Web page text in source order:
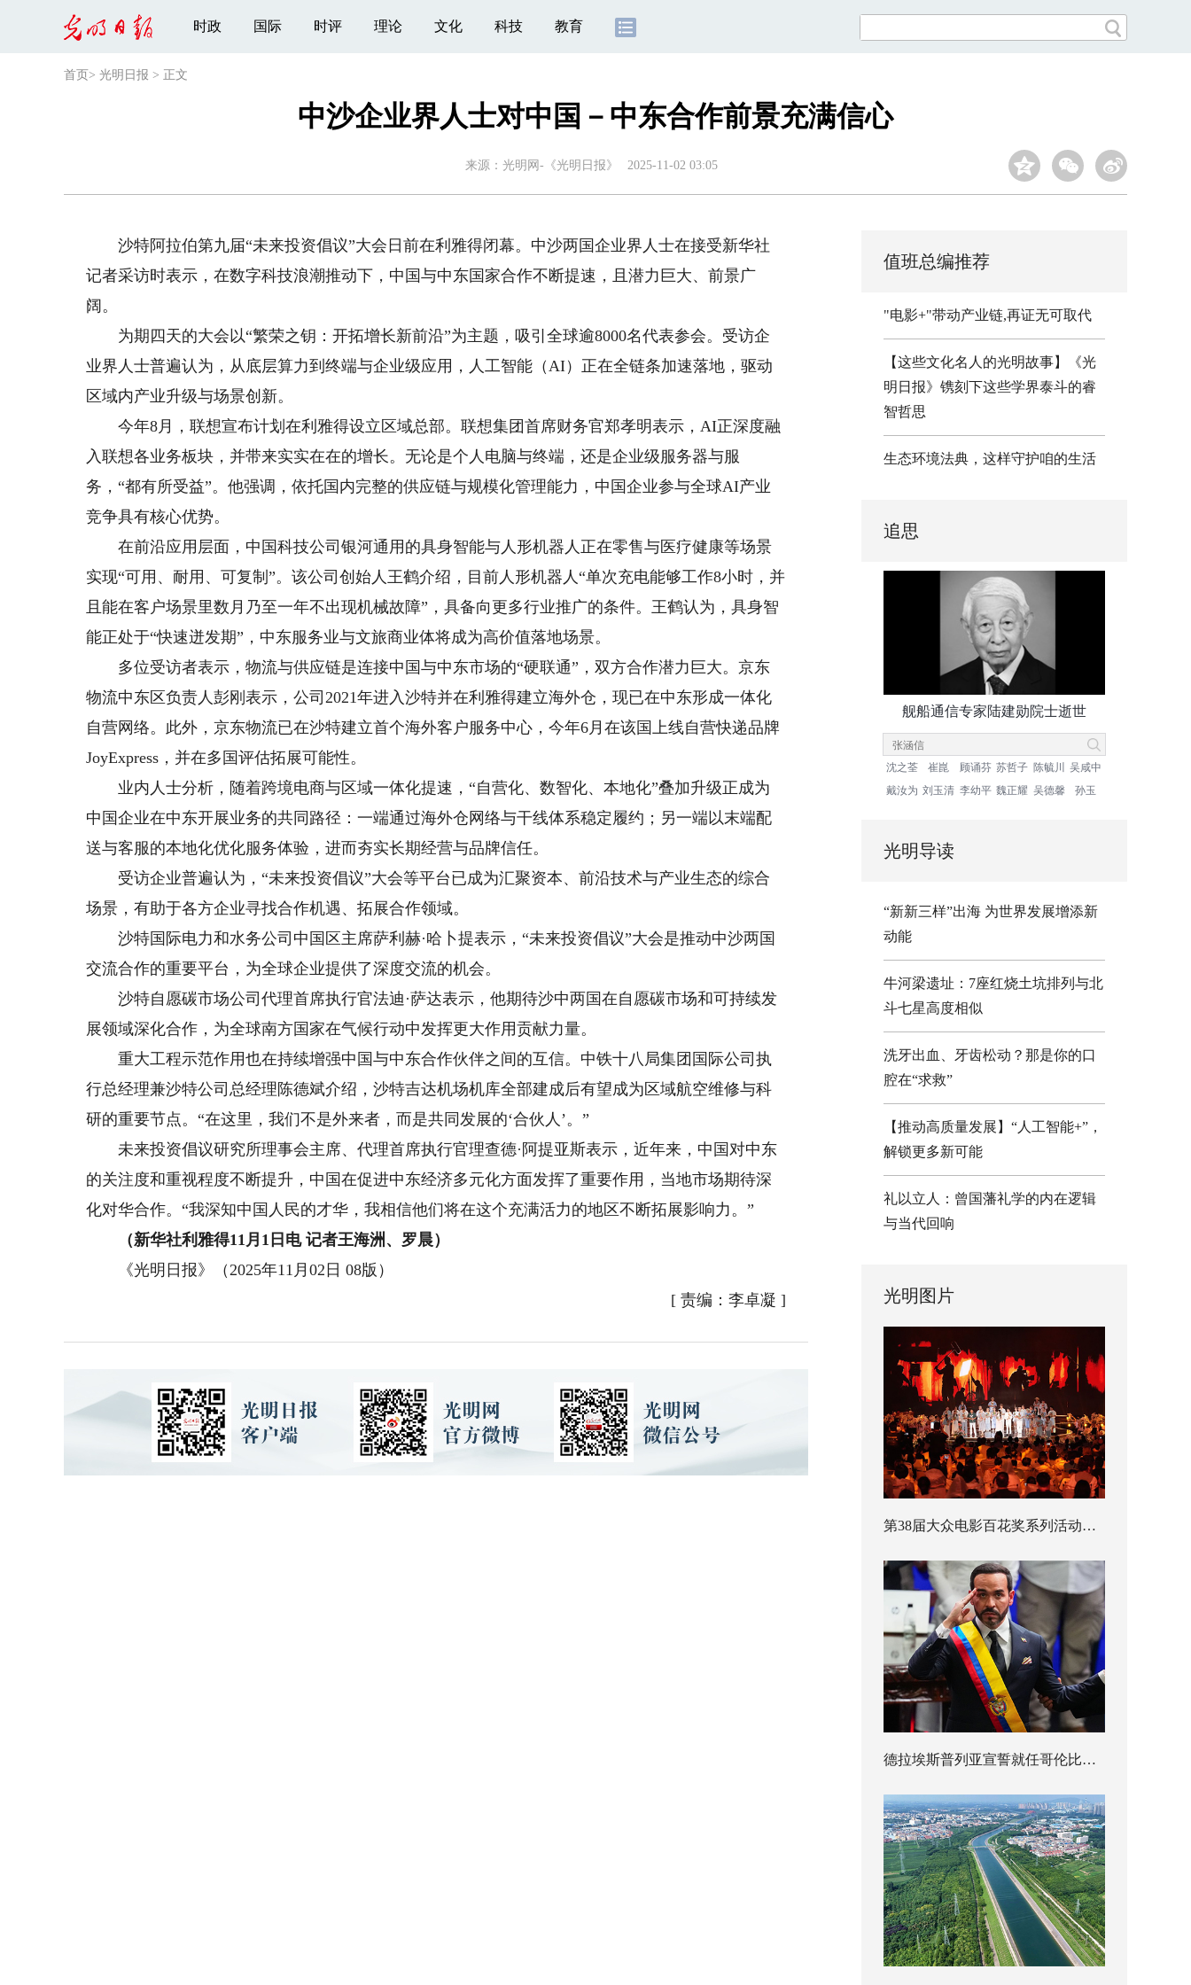
时政 国际 时评 理论 文化 科技 教育
首页 > 光明日报 > 正文
中沙企业界人士对中国－中东合作前景充满信心
来源： 光明网-《光明日报》 2025-11-02 03:05
沙特阿拉伯第九届“未来投资倡议”大会日前在利雅得闭幕。中沙两国企业界人士在接受新华社
记者采访时表示，在数字科技浪潮推动下，中国与中东国家合作不断提速，且潜力巨大、前景广
阔。
为期四天的大会以“繁荣之钥：开拓增长新前沿”为主题，吸引全球逾8000名代表参会。受访企
业界人士普遍认为，从底层算力到终端与企业级应用，人工智能（AI）正在全链条加速落地，驱动
区域内产业升级与场景创新。
今年8月，联想宣布计划在利雅得设立区域总部。联想集团首席财务官郑孝明表示，AI正深度融
入联想各业务板块，并带来实实在在的增长。无论是个人电脑与终端，还是企业级服务器与服
务，“都有所受益”。他强调，依托国内完整的供应链与规模化管理能力，中国企业参与全球AI产业
竞争具有核心优势。
在前沿应用层面，中国科技公司银河通用的具身智能与人形机器人正在零售与医疗健康等场景
实现“可用、耐用、可复制”。该公司创始人王鹤介绍，目前人形机器人“单次充电能够工作8小时，并
且能在客户场景里数月乃至一年不出现机械故障”，具备向更多行业推广的条件。王鹤认为，具身智
能正处于“快速迸发期”，中东服务业与文旅商业体将成为高价值落地场景。
多位受访者表示，物流与供应链是连接中国与中东市场的“硬联通”，双方合作潜力巨大。京东
物流中东区负责人彭刚表示，公司2021年进入沙特并在利雅得建立海外仓，现已在中东形成一体化
自营网络。此外，京东物流已在沙特建立首个海外客户服务中心，今年6月在该国上线自营快递品牌
JoyExpress，并在多国评估拓展可能性。
业内人士分析，随着跨境电商与区域一体化提速，“自营化、数智化、本地化”叠加升级正成为
中国企业在中东开展业务的共同路径：一端通过海外仓网络与干线体系稳定履约；另一端以末端配
送与客服的本地化优化服务体验，进而夯实长期经营与品牌信任。
受访企业普遍认为，“未来投资倡议”大会等平台已成为汇聚资本、前沿技术与产业生态的综合
场景，有助于各方企业寻找合作机遇、拓展合作领域。
沙特国际电力和水务公司中国区主席萨利赫·哈卜提表示，“未来投资倡议”大会是推动中沙两国
交流合作的重要平台，为全球企业提供了深度交流的机会。
沙特自愿碳市场公司代理首席执行官法迪·萨达表示，他期待沙中两国在自愿碳市场和可持续发
展领域深化合作，为全球南方国家在气候行动中发挥更大作用贡献力量。
重大工程示范作用也在持续增强中国与中东合作伙伴之间的互信。中铁十八局集团国际公司执
行总经理兼沙特公司总经理陈德斌介绍，沙特吉达机场机库全部建成后有望成为区域航空维修与科
研的重要节点。“在这里，我们不是外来者，而是共同发展的‘合伙人’。”
未来投资倡议研究所理事会主席、代理首席执行官理查德·阿提亚斯表示，近年来，中国对中东
的关注度和重视程度不断提升，中国在促进中东经济多元化方面发挥了重要作用，当地市场期待深
化对华合作。“我深知中国人民的才华，我相信他们将在这个充满活力的地区不断拓展影响力。”
（新华社利雅得11月1日电 记者王海洲、罗晨）
《光明日报》（2025年11月02日 08版）
[ 责编：李卓凝 ]
值班总编推荐
"电影+"带动产业链,再证无可取代
【这些文化名人的光明故事】《光
明日报》镌刻下这些学界泰斗的睿
智哲思
生态环境法典，这样守护咱的生活
追思
舰船通信专家陆建勋院士逝世
沈之荃 崔崑 顾诵芬 苏哲子 陈毓川
吴咸中
戴汝为 刘玉清 李幼平 魏正耀 吴德馨 孙玉
光明导读
“新新三样”出海 为世界发展增添新
动能
牛河梁遗址：7座红烧土坑排列与北
斗七星高度相似
洗牙出血、牙齿松动？那是你的口
腔在“求救”
【推动高质量发展】“人工智能+”，
解锁更多新可能
礼以立人：曾国藩礼学的内在逻辑
与当代回响
光明图片
第38届大众电影百花奖系列活动开幕
德拉埃斯普列亚宣誓就任哥伦比亚总统